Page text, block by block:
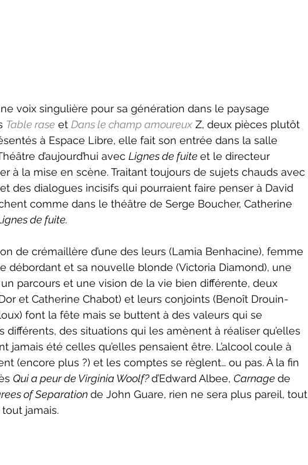
Table rase et Dans le champ amoureux Z, deux pièces plutôt
à Espace Libre, elle fait son entrée dans la salle
d’aujourd’hui avec Lignes de fuite et le directeur
à la mise en scène. Traitant toujours de sujets chauds avec
des dialogues incisifs qui pourraient faire penser à David
comme dans le théâtre de Serge Boucher, Catherine
de fuite.
débordant et sa nouvelle blonde (Victoria Diamond), une
parcours et une vision de la vie bien différente, deux
et Catherine Chabot) et leurs conjoints (Benoît Drouin-
font la fête mais se buttent à des valeurs qui se
des situations qui les amènent à réaliser qu’elles
jamais été celles qu’elles pensaient être. L’alcool coule à
(encore plus ?) et les comptes se règlent… ou pas. À la fin
Qui a peur de Virginia Woolf? d’Edward Albee, Carnage de
of Separation de John Guare, rien ne sera plus pareil, tout
jamais.